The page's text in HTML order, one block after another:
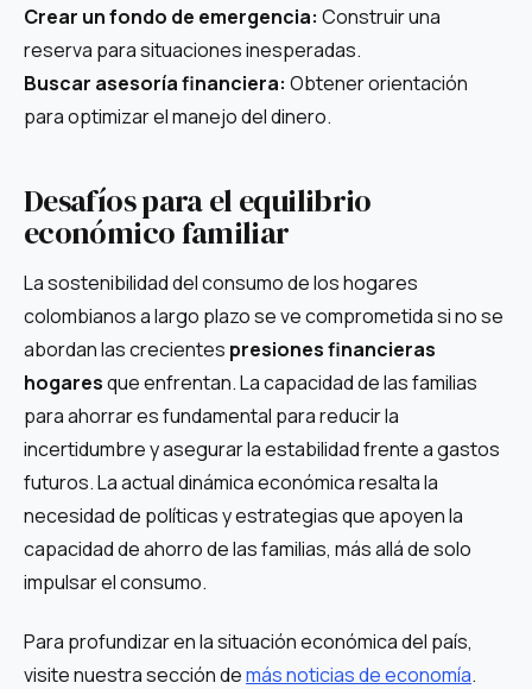
Crear un fondo de emergencia: Construir una
reserva para situaciones inesperadas.
Buscar asesoría financiera: Obtener orientación
para optimizar el manejo del dinero.
Desafíos para el equilibrio
económico familiar
La sostenibilidad del consumo de los hogares
colombianos a largo plazo se ve comprometida si no se
abordan las crecientes presiones financieras
hogaresque enfrentan. La capacidad de las familias
para ahorrar es fundamental para reducir la
incertidumbre y asegurar la estabilidad frente a gastos
futuros. La actual dinámica económica resalta la
necesidad de políticas y estrategias que apoyen la
capacidad de ahorro de las familias, más allá de solo
impulsar el consumo.
Para profundizar en la situación económica del país,
visite nuestra sección demás noticias de economía.